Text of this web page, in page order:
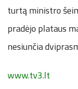
turtą ministro
pradėjo plataus
nesiunčia
www.tv3.lt